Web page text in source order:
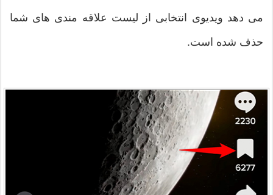
می دهد ویدیوی انتخابی از لیست علاقه مندی های شما
حذف شده است.